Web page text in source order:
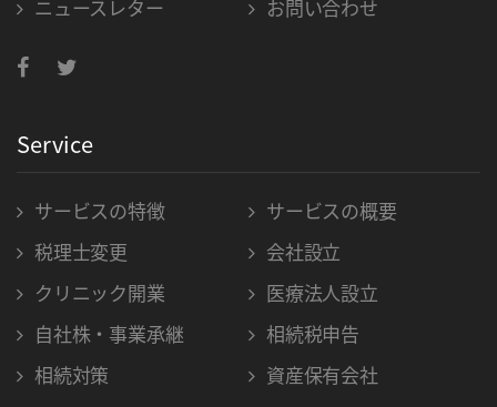
ニュースレター
お問い合わせ
Service
サービスの特徴
サービスの概要
税理士変更
会社設立
クリニック開業
医療法人設立
自社株・事業承継
相続税申告
相続対策
資産保有会社